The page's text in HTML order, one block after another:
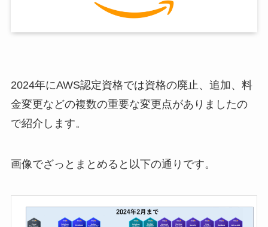
2024年にAWS認定資格では資格の廃止、追加、料
金変更などの複数の重要な変更点がありましたの
で紹介します。
画像でざっとまとめると以下の通りです。